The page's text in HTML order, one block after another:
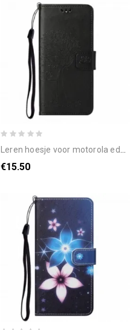
leren hoesje voor motorola edge 20 met ketting boom en uilen met bandjes
€15.50